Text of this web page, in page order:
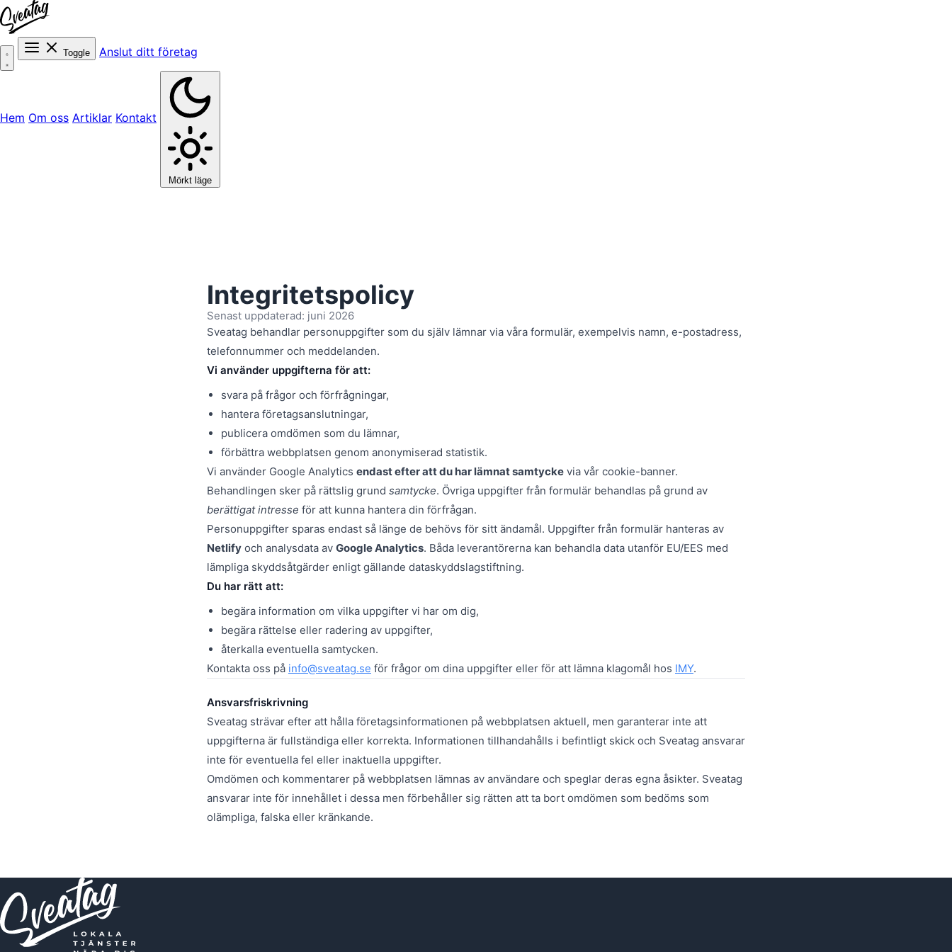
Toggle Anslut ditt företag
Hem Om oss Artiklar Kontakt
Mörkt läge
Integritetspolicy
Senast uppdaterad: juni 2026
Sveatag behandlar personuppgifter som du själv lämnar via våra formulär, exempelvis namn, e-postadress,
telefonnummer och meddelanden.
Vi använder uppgifterna för att:
svara på frågor och förfrågningar,
hantera företagsanslutningar,
publicera omdömen som du lämnar,
förbättra webbplatsen genom anonymiserad statistik.
Vi använder Google Analytics endast efter att du har lämnat samtycke via vår cookie-banner.
Behandlingen sker på rättslig grund samtycke. Övriga uppgifter från formulär behandlas på grund av
berättigat intresse för att kunna hantera din förfrågan.
Personuppgifter sparas endast så länge de behövs för sitt ändamål. Uppgifter från formulär hanteras av
Netlify och analysdata av Google Analytics. Båda leverantörerna kan behandla data utanför EU/EES med
lämpliga skyddsåtgärder enligt gällande dataskyddslagstiftning.
Du har rätt att:
begära information om vilka uppgifter vi har om dig,
begära rättelse eller radering av uppgifter,
återkalla eventuella samtycken.
Kontakta oss på info@sveatag.se för frågor om dina uppgifter eller för att lämna klagomål hos IMY.
Ansvarsfriskrivning
Sveatag strävar efter att hålla företagsinformationen på webbplatsen aktuell, men garanterar inte att
uppgifterna är fullständiga eller korrekta. Informationen tillhandahålls i befintligt skick och Sveatag ansvarar
inte för eventuella fel eller inaktuella uppgifter.
Omdömen och kommentarer på webbplatsen lämnas av användare och speglar deras egna åsikter. Sveatag
ansvarar inte för innehållet i dessa men förbehåller sig rätten att ta bort omdömen som bedöms som
olämpliga, falska eller kränkande.